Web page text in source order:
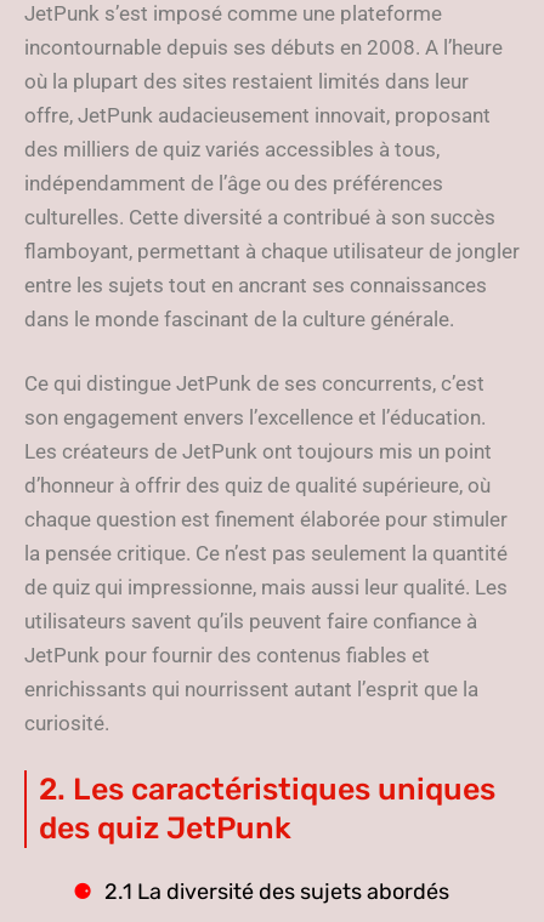
JetPunk s’est imposé comme une plateforme
incontournable depuis ses débuts en 2008. A l’heure
où la plupart des sites restaient limités dans leur
offre, JetPunk audacieusement innovait, proposant
des milliers de quiz variés accessibles à tous,
indépendamment de l’âge ou des préférences
culturelles. Cette diversité a contribué à son succès
flamboyant, permettant à chaque utilisateur de jongler
entre les sujets tout en ancrant ses connaissances
dans le monde fascinant de la culture générale.
Ce qui distingue JetPunk de ses concurrents, c’est
son engagement envers l’excellence et l’éducation.
Les créateurs de JetPunk ont toujours mis un point
d’honneur à offrir des quiz de qualité supérieure, où
chaque question est finement élaborée pour stimuler
la pensée critique. Ce n’est pas seulement la quantité
de quiz qui impressionne, mais aussi leur qualité. Les
utilisateurs savent qu’ils peuvent faire confiance à
JetPunk pour fournir des contenus fiables et
enrichissants qui nourrissent autant l’esprit que la
curiosité.
2. Les caractéristiques uniques
des quiz JetPunk
2.1 La diversité des sujets abordés